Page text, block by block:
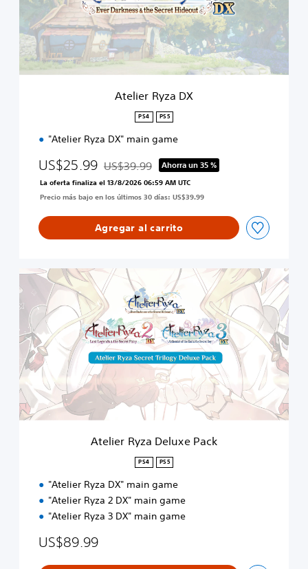
y
z
D
Atelier Ryza DX
PS4 PS5
"Atelier Ryza DX" main game
US$25.99 Rebajado del precio original de US$39.99
US$39.99 Ahorra un 35 %
La oferta finaliza el 13/8/2026 06:59 AM UTC
Precio más bajo en los últimos 30 días: US$39.99
Agregar al carrito
A
t
e
i
e
R
y
z
a
D
Atelier Ryza Deluxe Pack
PS4 PS5
"Atelier Ryza DX" main game
"Atelier Ryza 2 DX" main game
"Atelier Ryza 3 DX" main game
US$89.99